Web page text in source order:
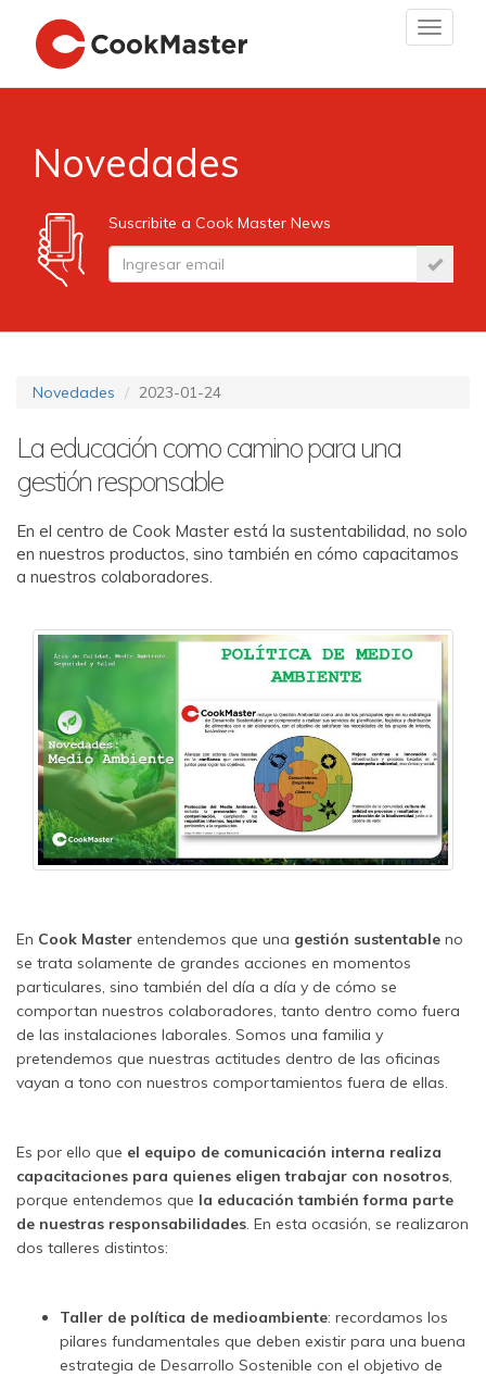
Toggle
Novedades
Suscribite a Cook Master News
Novedades 2023-01-24
La educación como camino para una
gestión responsable
En el centro de Cook Master está la sustentabilidad, no solo
en nuestros productos, sino también en cómo capacitamos
a nuestros colaboradores.
En Cook Master entendemos que una gestión sustentable no
se trata solamente de grandes acciones en momentos
particulares, sino también del día a día y de cómo se
comportan nuestros colaboradores, tanto dentro como fuera
de las instalaciones laborales. Somos una familia y
pretendemos que nuestras actitudes dentro de las oficinas
vayan a tono con nuestros comportamientos fuera de ellas.
Es por ello que el equipo de comunicación interna realiza
capacitaciones para quienes eligen trabajar con nosotros,
porque entendemos que la educación también forma parte
de nuestras responsabilidades. En esta ocasión, se realizaron
dos talleres distintos:
Taller de política de medioambiente: recordamos los
pilares fundamentales que deben existir para una buena
estrategia de Desarrollo Sostenible con el objetivo de